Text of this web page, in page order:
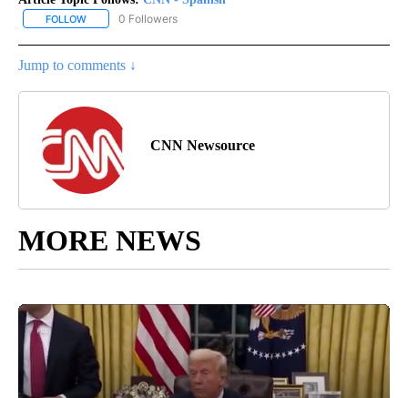
FOLLOW FOLLOW "CNN - SPANISH" TO RECEIVE NOTIFICATIONS ABOUT
0 Followers
Jump to comments ↓
CNN Newsource
MORE NEWS